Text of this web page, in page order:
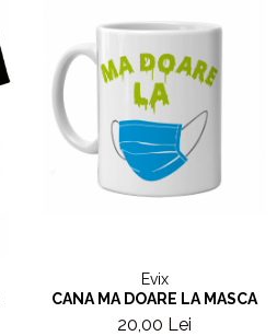
Evix
CANA MA DOARE LA MASCA
20,00 Lei